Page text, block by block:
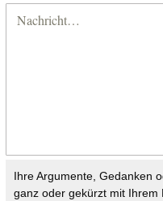
Ihre Argumente, Gedanken
ganz oder gekürzt mit Ihrem